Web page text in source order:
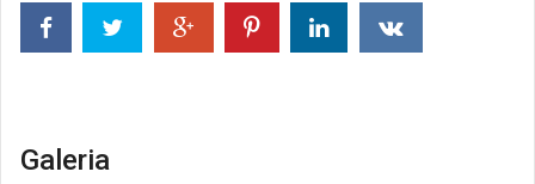
Galeria